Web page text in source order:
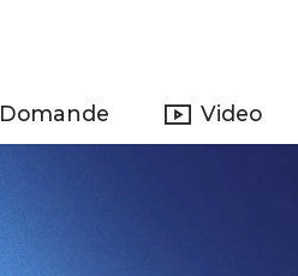
Domande Video